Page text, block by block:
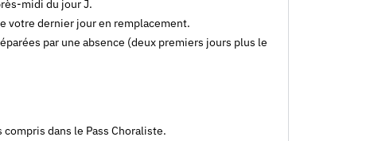
midi du jour J.
votre dernier jour en remplacement.
par une absence (deux premiers jours plus le
dans le Pass Choraliste.